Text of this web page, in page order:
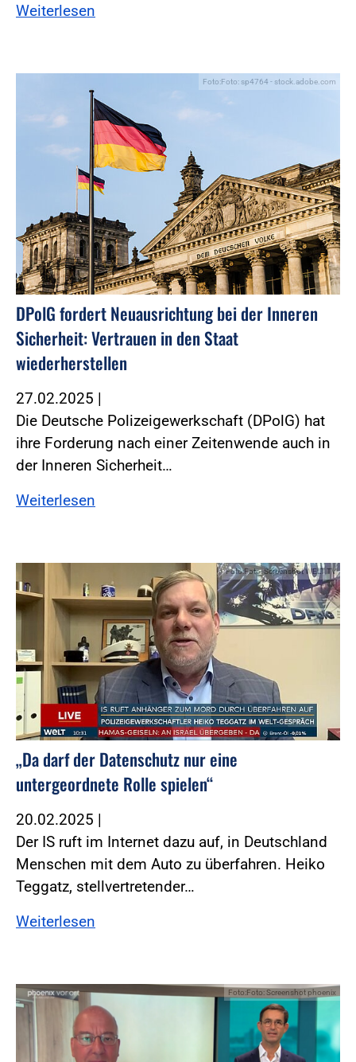
Weiterlesen
Foto:Foto: sp4764 - stock.adobe.com
DPolG fordert Neuausrichtung bei der Inneren
Sicherheit: Vertrauen in den Staat
wiederherstellen
27.02.2025 |
Die Deutsche Polizeigewerkschaft (DPolG) hat
ihre Forderung nach einer Zeitenwende auch in
der Inneren Sicherheit…
Weiterlesen
Foto:Foto: Screenshot WELT TV
„Da darf der Datenschutz nur eine
untergeordnete Rolle spielen“
20.02.2025 |
Der IS ruft im Internet dazu auf, in Deutschland
Menschen mit dem Auto zu überfahren. Heiko
Teggatz, stellvertretender…
Weiterlesen
Foto:Foto: Screenshot phoenix